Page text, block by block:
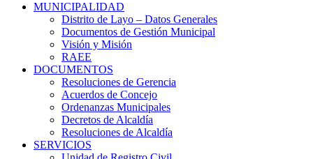
MUNICIPALIDAD
Distrito de Layo – Datos Generales
Documentos de Gestión Municipal
Visión y Misión
RAEE
DOCUMENTOS
Resoluciones de Gerencia
Acuerdos de Concejo
Ordenanzas Municipales
Decretos de Alcaldía
Resoluciones de Alcaldía
SERVICIOS